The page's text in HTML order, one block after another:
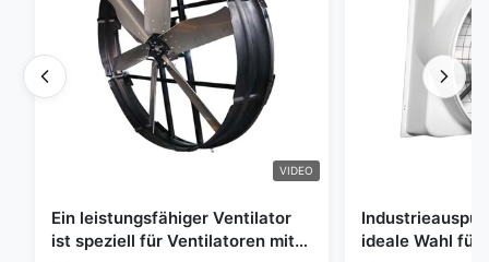
VIDEO
Ein leistungsfähiger Ventilator
ist speziell für Ventilatoren mit
ideale Wahl für